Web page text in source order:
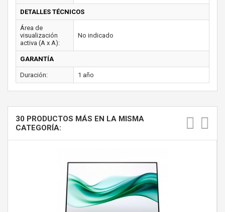
DETALLES TÉCNICOS
Área de
visualización
activa (A x A):
No indicado
GARANTÍA
Duración: 1 año
30 PRODUCTOS MÁS EN LA MISMA
CATEGORÍA: